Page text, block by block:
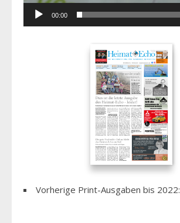
00:00
Vorherige Print-Ausgaben bis 2022: